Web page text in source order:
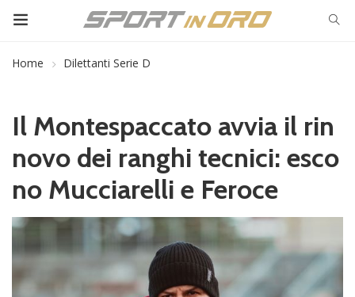
Home Dilettanti Serie D
Il Montespaccato avvia il rin
novo dei ranghi tecnici: esco
no Mucciarelli e Feroce